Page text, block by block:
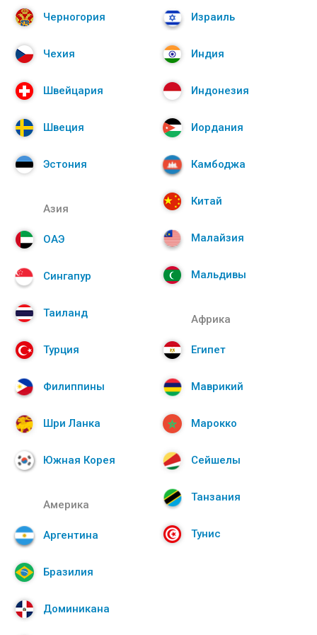
Черногория
Чехия
Швейцария
Швеция
Эстония
Израиль
Индия
Индонезия
Иордания
Камбоджа
Китай
Малайзия
Мальдивы
Азия
ОАЭ
Сингапур
Таиланд
Турция
Филиппины
Шри Ланка
Южная Корея
Африка
Египет
Маврикий
Марокко
Сейшелы
Танзания
Тунис
Америка
Аргентина
Бразилия
Доминикана